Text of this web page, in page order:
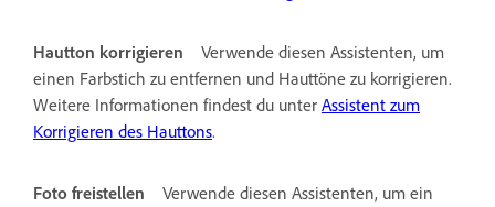
Hautton korrigieren
Verwende diesen Assistenten, um
einen Farbstich zu entfernen und Hauttöne zu korrigieren.
Weitere Informationen findest du unter Assistent zum
Korrigieren des Hauttons.
Foto freistellen
Verwende diesen Assistenten, um ein